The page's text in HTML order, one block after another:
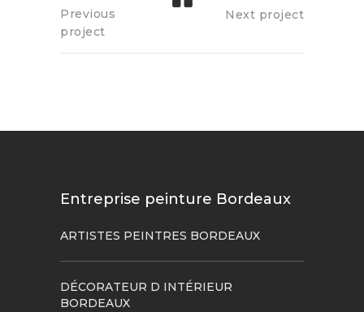
Previous
project
Next project
Entreprise peinture Bordeaux
ARTISTES PEINTRES BORDEAUX
DÉCORATEUR D INTÉRIEUR
BORDEAUX